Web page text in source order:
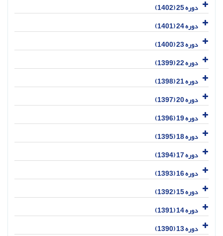
دوره 25 (1402)
دوره 24 (1401)
دوره 23 (1400)
دوره 22 (1399)
دوره 21 (1398)
دوره 20 (1397)
دوره 19 (1396)
دوره 18 (1395)
دوره 17 (1394)
دوره 16 (1393)
دوره 15 (1392)
دوره 14 (1391)
دوره 13 (1390)